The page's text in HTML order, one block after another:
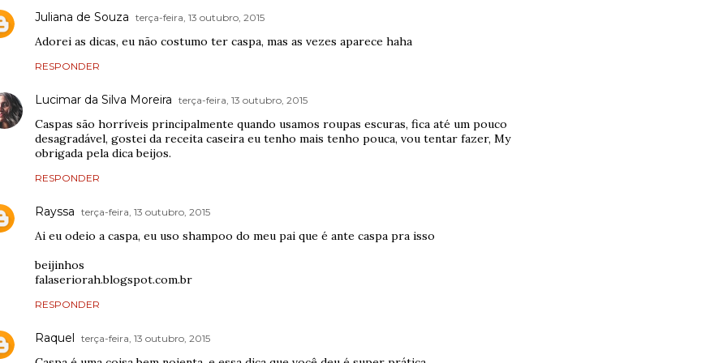
Juliana de Souza terça-feira, 13 outubro, 2015
Adorei as dicas, eu não costumo ter caspa, mas as vezes aparece haha
RESPONDER
Lucimar da Silva Moreira terça-feira, 13 outubro, 2015
Caspas são horríveis principalmente quando usamos roupas escuras, fica até um pouco
desagradável, gostei da receita caseira eu tenho mais tenho pouca, vou tentar fazer, My
obrigada pela dica beijos.
RESPONDER
Rayssa terça-feira, 13 outubro, 2015
Ai eu odeio a caspa, eu uso shampoo do meu pai que é ante caspa pra isso
beijinhos
falaseriorah.blogspot.com.br
RESPONDER
Raquel terça-feira, 13 outubro, 2015